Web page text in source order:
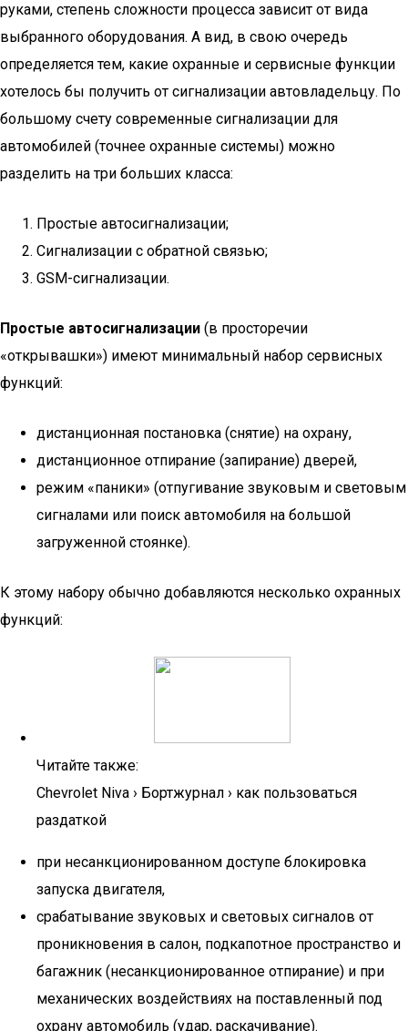
руками, степень сложности процесса зависит от вида
выбранного оборудования. А вид, в свою очередь
определяется тем, какие охранные и сервисные функции
хотелось бы получить от сигнализации автовладельцу. По
большому счету современные сигнализации для
автомобилей (точнее охранные системы) можно
разделить на три больших класса:
Простые автосигнализации;
Сигнализации с обратной связью;
GSM-сигнализации.
Простые автосигнализации (в просторечии
«открывашки») имеют минимальный набор сервисных
функций:
дистанционная постановка (снятие) на охрану,
дистанционное отпирание (запирание) дверей,
режим «паники» (отпугивание звуковым и световым
сигналами или поиск автомобиля на большой
загруженной стоянке).
К этому набору обычно добавляются несколько охранных
функций:
Читайте также:
Chevrolet Niva › Бортжурнал › как пользоваться
раздаткой
при несанкционированном доступе блокировка
запуска двигателя,
срабатывание звуковых и световых сигналов от
проникновения в салон, подкапотное пространство и
багажник (несанкционированное отпирание) и при
механических воздействиях на поставленный под
охрану автомобиль (удар, раскачивание).